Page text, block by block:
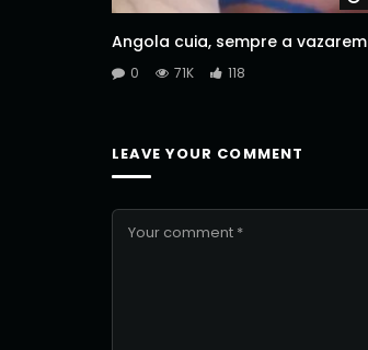
Angola cuia, sempre a vazarem
0 71K 118
LEAVE YOUR COMMENT